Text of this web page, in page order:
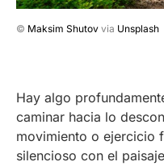
© Maksim Shutov via Unsplash
Hay algo
caminar hacia lo
movimiento o ejercicio
silencioso con el